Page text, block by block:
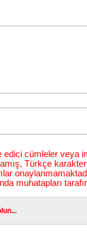
cümleler veya
Türkçe
muhatapları